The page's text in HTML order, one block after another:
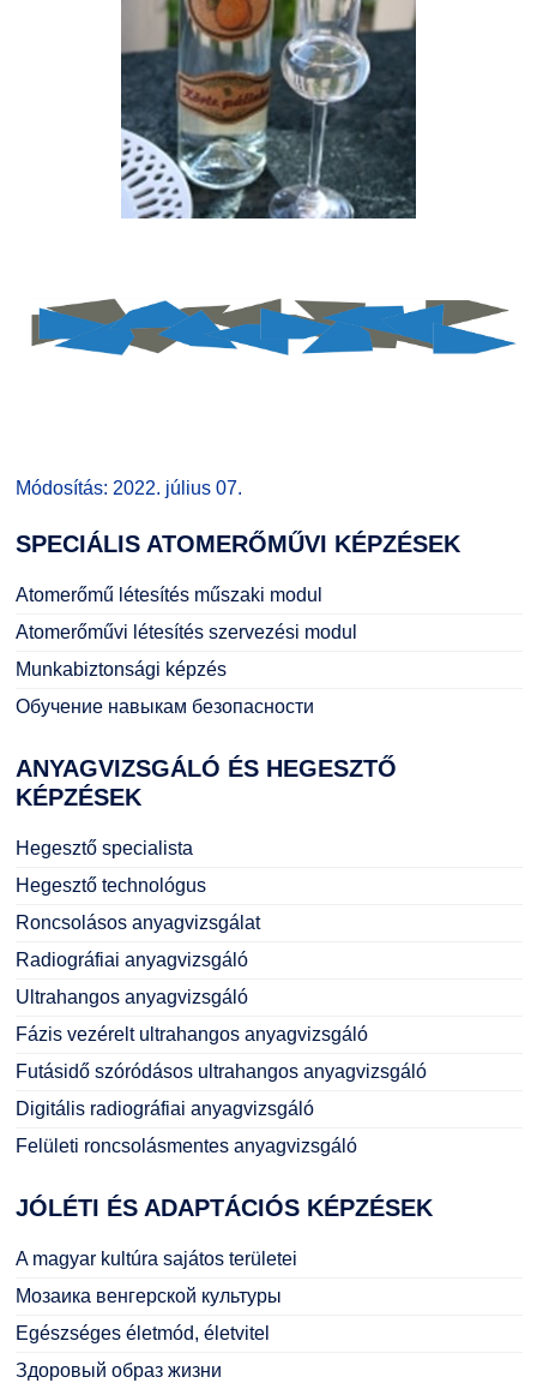
Módosítás: 2022. július 07.
SPECIÁLISATOMERŐMŰVI KÉPZÉSEK
Atomerőmű létesítés műszaki modul
Atomerőművi létesítés szervezési modul
Munkabiztonsági képzés
Обучение навыкам безопасности
ANYAGVIZSGÁLÓ ÉS HEGESZTŐ
KÉPZÉSEK
Hegesztő specialista
Hegesztő technológus
Roncsolásos anyagvizsgálat
Radiográfiai anyagvizsgáló
Ultrahangos anyagvizsgáló
Fázis vezérelt ultrahangos anyagvizsgáló
Futásidő szóródásos ultrahangos anyagvizsgáló
Digitális radiográfiai anyagvizsgáló
Felületi roncsolásmentes anyagvizsgáló
JÓLÉTI ÉS ADAPTÁCIÓS KÉPZÉSEK
A magyar kultúra sajátos területei
Мозаика венгерской культуры
Egészséges életmód, életvitel
Здоровый образ жизни